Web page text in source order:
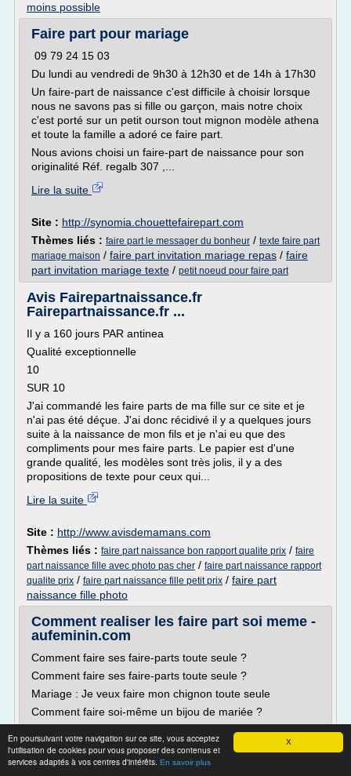
X
En poursuivant votre navigation sur ce site, vous acceptez
l'utilisation de cookies pour vous proposer des contenus et
services adaptés à vos centres d'intérêts. En savoir plus
moins possible
Faire part pour mariage
09 79 24 15 03
Du lundi au vendredi de 9h30 à 12h30 et de 14h à 17h30
Un faire-part de naissance c'est difficile à choisir lorsque
nous ne savons pas si fille ou garçon, mais notre choix
c'est porté sur un petit ourson tout mignon modèle athena
et toute la famille a adoré ce faire part.
Nous avions choisi un faire-part de naissance pour son
originalité Réf. regalb 307 ,...
Lire la suite
Site : http://synomia.chouettefairepart.com
Thèmes liés : faire part le messager du bonheur / texte faire part
mariage maison / faire part invitation mariage repas / faire
part invitation mariage texte / petit noeud pour faire part
Avis Fairepartnaissance.fr
Fairepartnaissance.fr ...
Il y a 160 jours PAR antinea
Qualité exceptionnelle
10
SUR 10
J'ai commandé les faire parts de ma fille sur ce site et je
n'ai pas été déçue. J'ai donc récidivé il y a quelques jours
suite à la naissance de mon fils et je n'ai eu que des
compliments pour mes faire parts. Le papier est d'une
grande qualité, les modèles sont très jolis, il y a des
propositions de texte pour ceux qui...
Lire la suite
Site : http://www.avisdemamans.com
Thèmes liés : faire part naissance bon rapport qualite prix / faire
part naissance fille avec photo pas cher / faire part naissance rapport
qualite prix / faire part naissance fille petit prix / faire part
naissance fille photo
Comment realiser les faire part soi meme -
aufeminin.com
Comment faire ses faire-parts toute seule ?
Comment faire ses faire-parts toute seule ?
Mariage : Je veux faire mon chignon toute seule
Comment faire soi-même un bijou de mariée ?
Ca dépend
nous on voulait vraiment les faire nous meme, comme